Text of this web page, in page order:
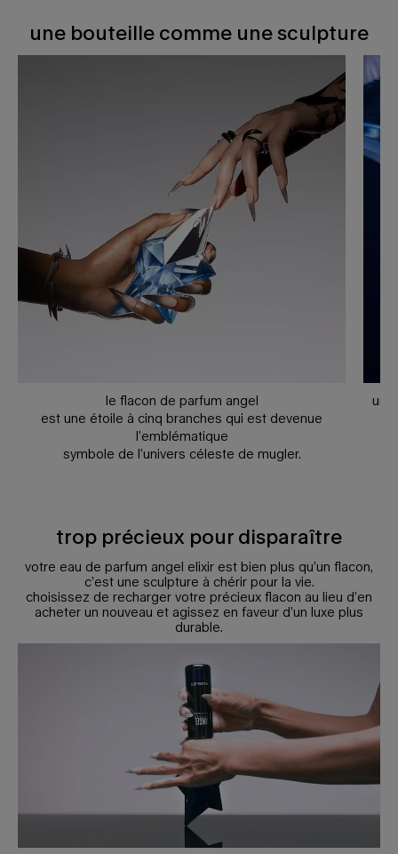
une bouteille comme une sculpture
le flacon de parfum angel
est une étoile à cinq branches qui est devenue
l’emblématique
symbole de l’univers céleste de mugler.
trop précieux pour disparaître
votre eau de parfum angel elixir est bien plus qu’un flacon,
c’est une sculpture à chérir pour la vie.
choisissez de recharger votre précieux flacon au lieu d’en
acheter un nouveau et agissez en faveur d’un luxe plus
durable.